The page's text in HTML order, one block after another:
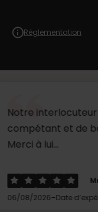
Réglementation
était
et de bons
Mr
Date d’expérience : 06/